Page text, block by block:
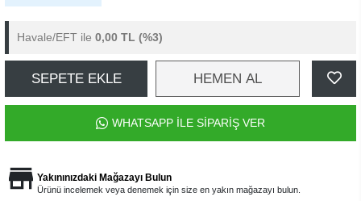
Havale/EFT ile 0,00 TL (%3)
SEPETE EKLE HEMEN AL
WHATSAPP İLE SİPARİŞ VER
Yakınınızdaki Mağazayı Bulun
Ürünü incelemek veya denemek için size en yakın mağazayı bulun.